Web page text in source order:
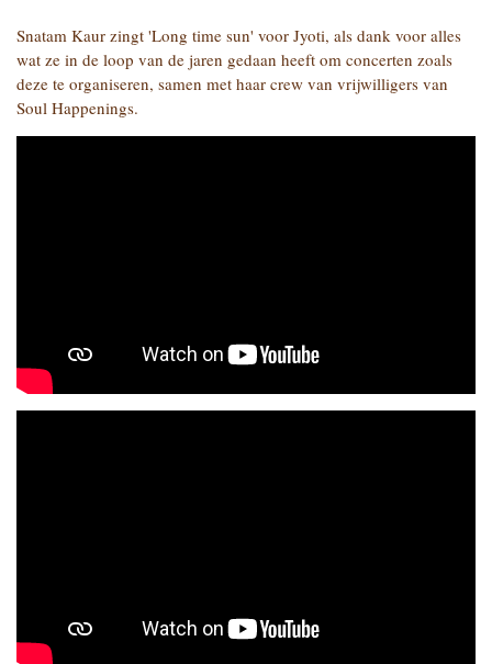
Snatam Kaur zingt 'Long time sun' voor Jyoti, als dank voor alles
wat ze in de loop van de jaren gedaan heeft om concerten zoals
deze te organiseren, samen met haar crew van vrijwilligers van
Soul Happenings.